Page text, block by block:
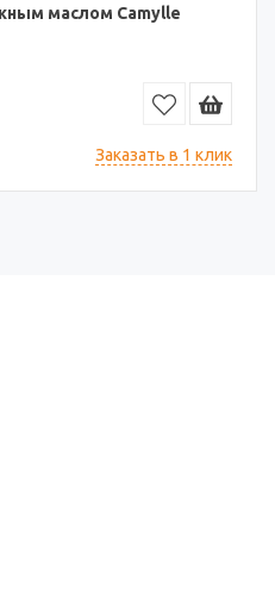
маслом Camylle
Заказать в 1 клик